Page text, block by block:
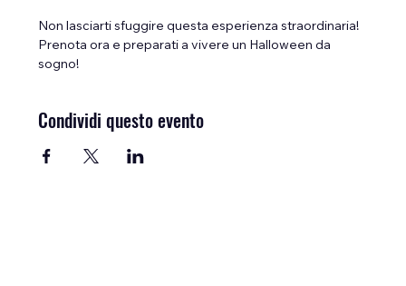
Non lasciarti sfuggire questa esperienza straordinaria!
Prenota ora e preparati a vivere un Halloween da
sogno!
Condividi questo evento